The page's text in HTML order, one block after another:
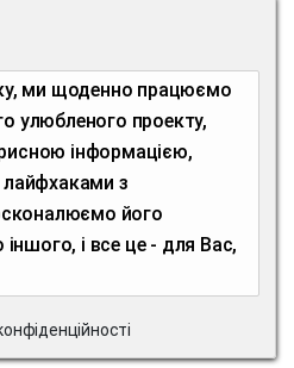
улюбленого проекту,
інформацією,
з
його
і все це - для Вас,